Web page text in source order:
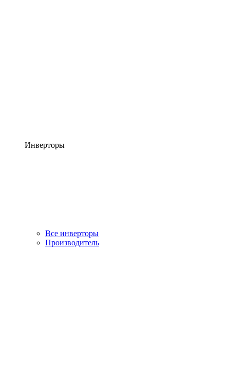
Инверторы
Все инверторы
Производитель